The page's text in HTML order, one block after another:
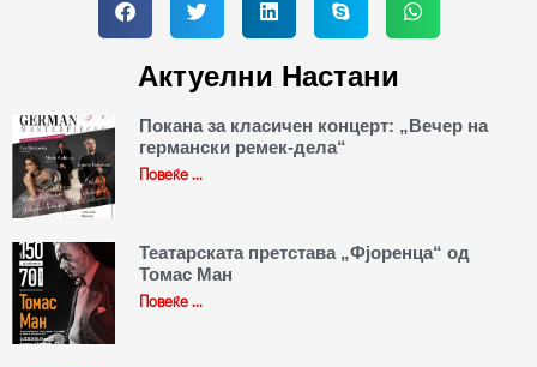
Актуелни Настани
Покана за класичен концерт: „Вечер на
германски ремек-дела“
Повеќе ...
Театарската претстава „Фјоренца“ од
Томас Ман
Повеќе ...